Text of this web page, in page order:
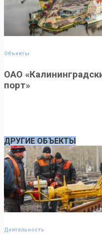
Объекты
ОАО
порт»
ДРУГИЕ ОБЪЕКТЫ
Деятельность